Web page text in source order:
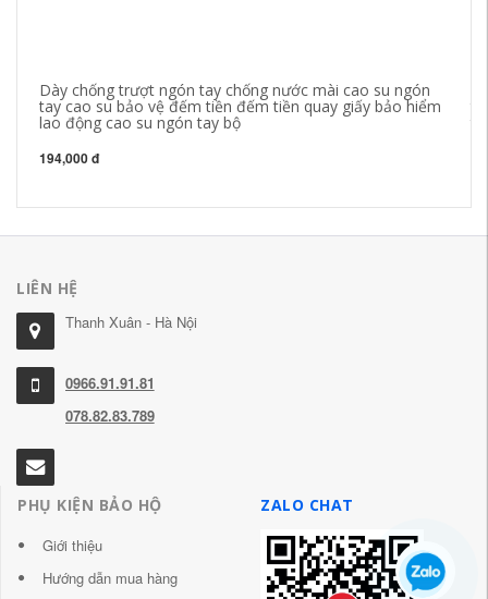
Dày chống trượt ngón tay chống nước mài cao su ngón
tay cao su bảo vệ đếm tiền đếm tiền quay giấy bảo hiểm
lao động cao su ngón tay bộ
194,000 đ
LIÊN HỆ
Thanh Xuân - Hà Nội
0966.91.91.81
078.82.83.789
PHỤ KIỆN BẢO HỘ
Giới thiệu
Hướng dẫn mua hàng
ZALO CHAT